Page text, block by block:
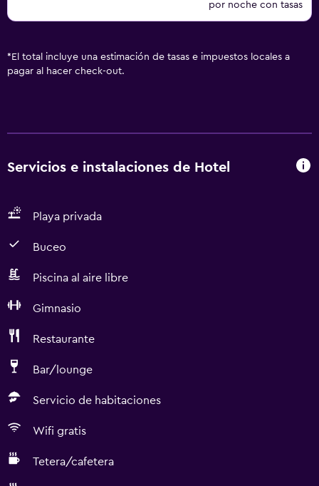
por noche con tasas
* El total incluye una estimación de tasas e impuestos locales a
pagar al hacer check-out.
Servicios e instalaciones de Hotel
Playa privada
Buceo
Piscina al aire libre
Gimnasio
Restaurante
Bar/lounge
Servicio de habitaciones
Wifi gratis
Tetera/cafetera